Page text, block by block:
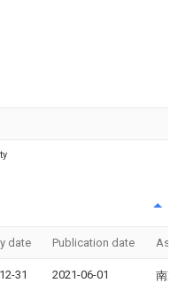
date Publication date
31 2021-06-01
南京